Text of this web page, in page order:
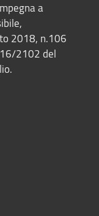
a
2018, n.106
2102 del